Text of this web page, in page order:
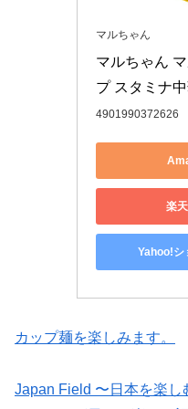
マルちゃん
マルちゃん
プ スタミナ
4901990372626
楽
Yahoo!シ
カップ麺を楽しみます。
Japan Field 〜日本を楽し